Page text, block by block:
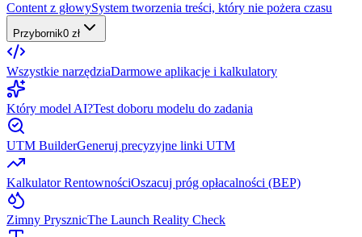
Content z głowySystem tworzenia treści, który nie pożera czasu
Przybornik0 zł
Wszystkie narzędziaDarmowe aplikacje i kalkulatory
Który model AI?Test doboru modelu do zadania
UTM BuilderGeneruj precyzyjne linki UTM
Kalkulator RentownościOszacuj próg opłacalności (BEP)
Zimny PrysznicThe Launch Reality Check